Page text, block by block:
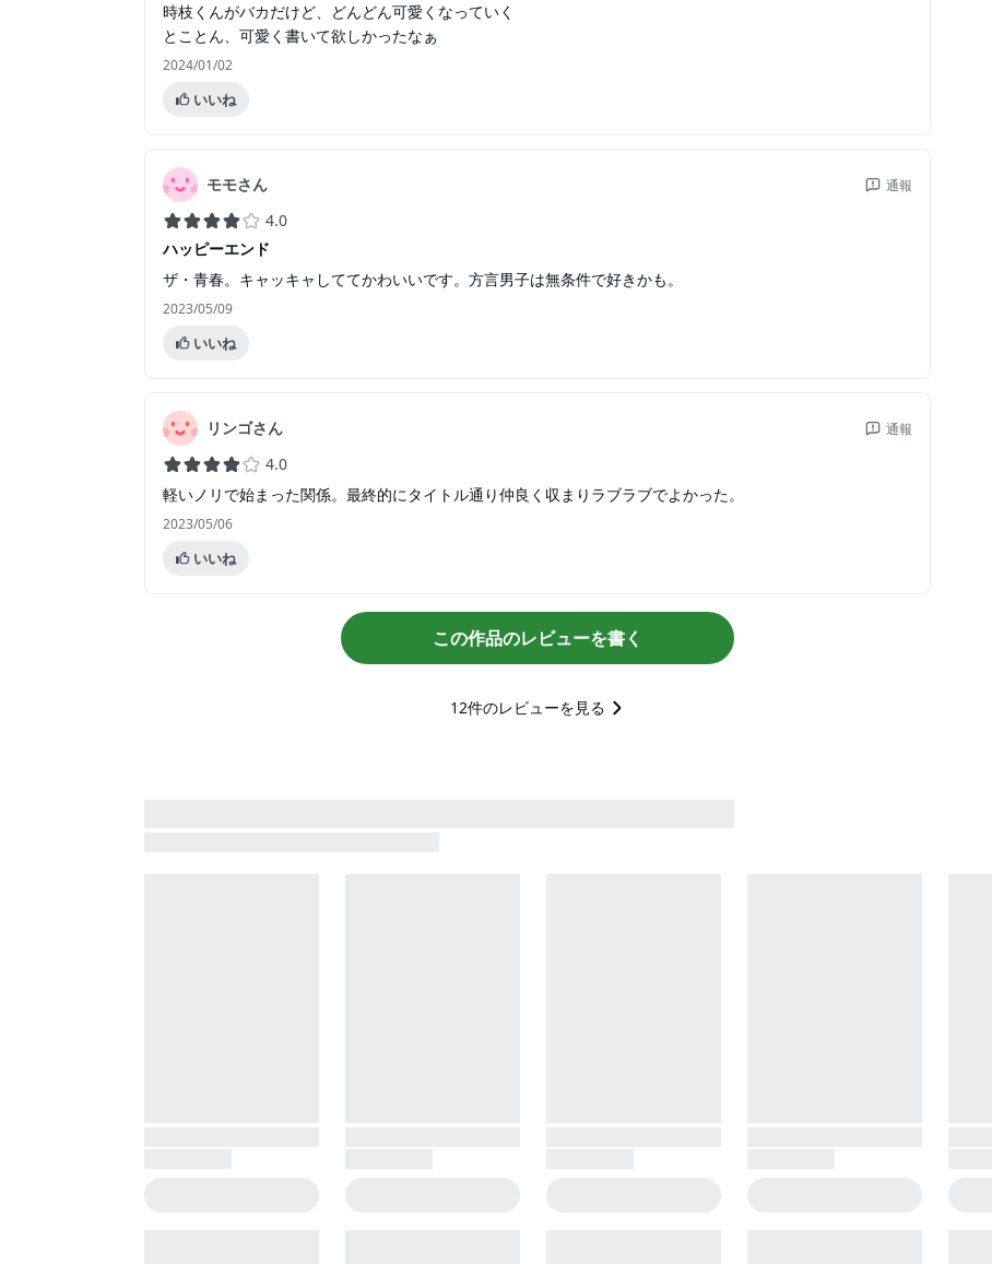
時枝くんがバカだけど、どんどん可愛くなっていく
とことん、可愛く書いて欲しかったなぁ
2024/01/02
いいね
モモさん 通報
4.0
ハッピーエンド
ザ・青春。キャッキャしててかわいいです。方言男子は無条件で好きかも。
2023/05/09
いいね
リンゴさん 通報
4.0
軽いノリで始まった関係。最終的にタイトル通り仲良く収まりラブラブでよかった。
2023/05/06
いいね
この作品のレビューを書く
12件のレビューを見る